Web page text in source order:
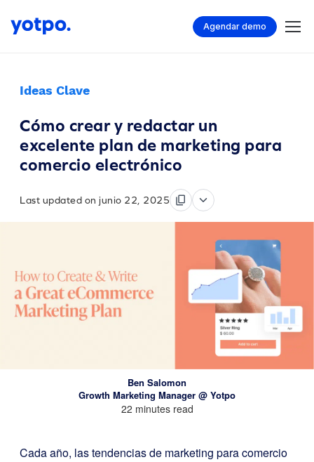
Agendar demo
Ideas Clave
Cómo crear y redactar un
excelente plan de marketing para
comercio electrónico
Last updated on junio 22, 2025
Ben Salomon
Growth Marketing Manager @ Yotpo
22 minutes read
Cada año, las tendencias de marketing para comercio